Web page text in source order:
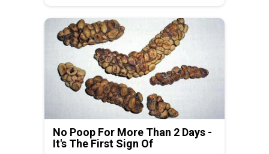
No Poop For More Than 2 Days -
It's The First Sign Of